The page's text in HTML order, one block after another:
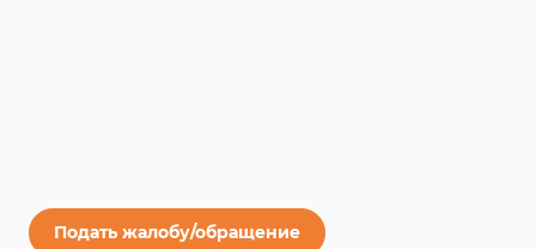
Подать жалобу/обращение